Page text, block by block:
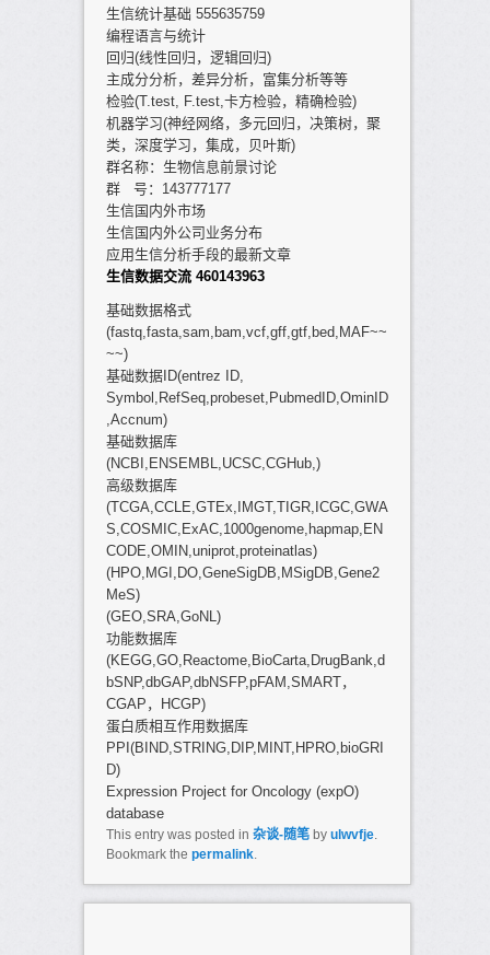
生信统计基础 555635759
编程语言与统计
回归(线性回归，逻辑回归)
主成分分析，差异分析，富集分析等等
检验(T.test, F.test,卡方检验，精确检验)
机器学习(神经网络，多元回归，决策树，聚
类，深度学习，集成，贝叶斯)
群名称：生物信息前景讨论
群 号：143777177
生信国内外市场
生信国内外公司业务分布
应用生信分析手段的最新文章
生信数据交流 460143963
基础数据格式
(fastq,fasta,sam,bam,vcf,gff,gtf,bed,MAF~~
~~)
基础数据ID(entrez ID,
Symbol,RefSeq,probeset,PubmedID,OminID
,Accnum)
基础数据库
(NCBI,ENSEMBL,UCSC,CGHub,)
高级数据库
(TCGA,CCLE,GTEx,IMGT,TIGR,ICGC,GWA
S,COSMIC,ExAC,1000genome,hapmap,EN
CODE,OMIN,uniprot,proteinatlas)
(HPO,MGI,DO,GeneSigDB,MSigDB,Gene2
MeS)
(GEO,SRA,GoNL)
功能数据库
(KEGG,GO,Reactome,BioCarta,DrugBank,d
bSNP,dbGAP,dbNSFP,pFAM,SMART，
CGAP，HCGP)
蛋白质相互作用数据库
PPI(BIND,STRING,DIP,MINT,HPRO,bioGRI
D)
Expression Project for Oncology (expO)
database
This entry was posted in 杂谈-随笔by ulwvfje.
Bookmark the permalink.